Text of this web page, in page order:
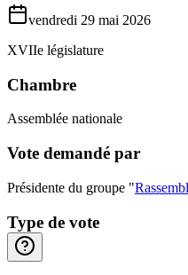
vendredi 29 mai 2026
XVIIe législature
Chambre
Assemblée nationale
Vote demandé par
Présidente du groupe "
Type de vote